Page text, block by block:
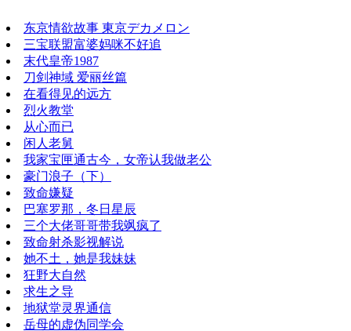
东京情欲故事 東京デカメロン
三宝联盟富婆妈咪不好追
末代皇帝1987
刀剑神域 爱丽丝篇
在看得见的远方
烈火教堂
从心而已
闲人老舅
我家宝匣通古今，女帝认我做老公
豪门浪子（下）
致命嫌疑
巴塞罗那，冬日星辰
三个大佬哥哥带我飒疯了
致命射杀影视解说
她不土，她是我妹妹
狂野大自然
求生之导
地狱堂灵界通信
岳母的虚伪同学会